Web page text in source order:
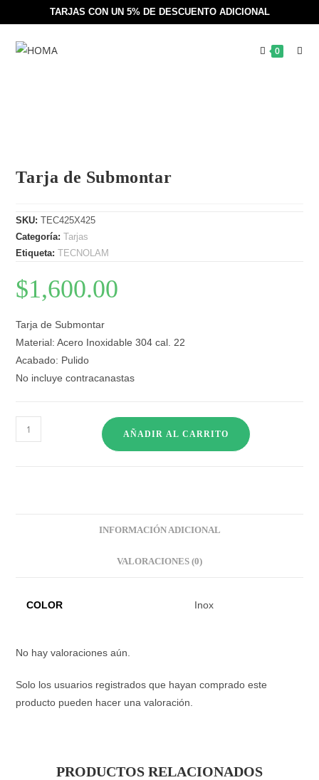
TARJAS CON UN 5% DE DESCUENTO ADICIONAL
0
Tarja de Submontar
SKU:TEC425X425
Categoría:Tarjas
Etiqueta:TECNOLAM
$1,600.00
Tarja de Submontar
Material: Acero Inoxidable 304 cal. 22
Acabado: Pulido
No incluye contracanastas
AÑADIR AL CARRITO
INFORMACIÓN ADICIONAL
VALORACIONES (0)
COLOR Inox
No hay valoraciones aún.
Solo los usuarios registrados que hayan comprado este
producto pueden hacer una valoración.
PRODUCTOS RELACIONADOS